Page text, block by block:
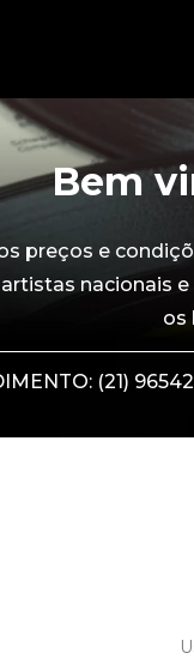
Bem
preços e
nacionais
os
(21)